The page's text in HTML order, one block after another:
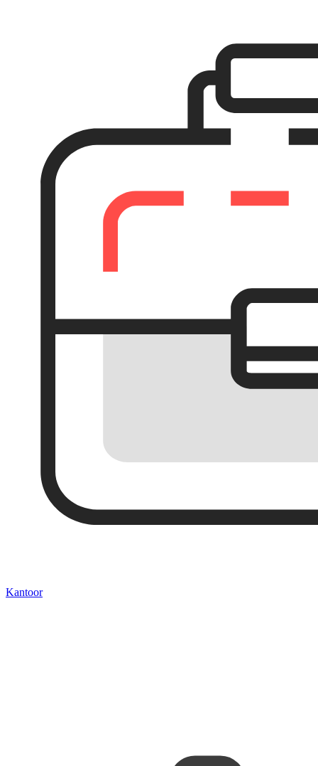
Kantoor